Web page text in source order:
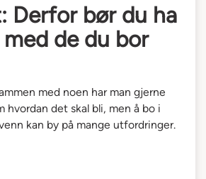
Derfor bør du ha
de du bor
med noen har man gjerne
hvordan det skal bli, men å bo i
kan by på mange utfordringer.